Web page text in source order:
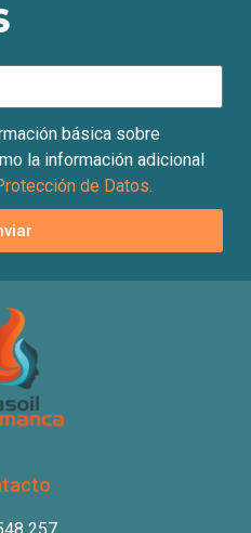
básica sobre
la información adicional
de Datos.